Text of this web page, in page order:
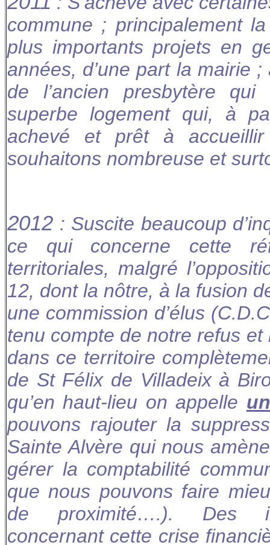
commune ; principalement
plus importants projets en
années, d’une part la mairie
de l’ancien presbytère
superbe logement qui, à
achevé et prêt à
souhaitons nombreuse et
2012 : Suscite beaucoup
ce qui concerne cette
territoriales, malgré
12, dont la nôtre, à la fusion
une commission d’élus
tenu compte de notre refus et
dans ce territoire
de St Félix de Villadeix à
qu’en haut-lieu on appelle
pouvons rajouter la
Sainte Alvère qui nous
gérer la comptabilité
que nous pouvons faire
de proximité….). Des
concernant cette crise